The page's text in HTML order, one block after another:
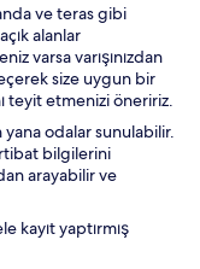
ve teras gibi
alanlar
varsa varışınızdan
size uygun bir
teyit etmenizi öneririz.
yana odalar sunulabilir.
bilgilerini
arayabilir ve
kayıt yaptırmış